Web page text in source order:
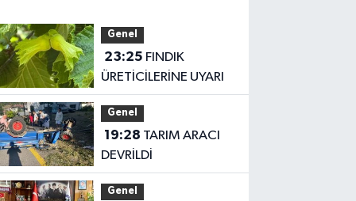
Genel
23:25
ÜRETİCİLERİNE UYARI
Genel
19:28
DEVRİLDİ
Genel